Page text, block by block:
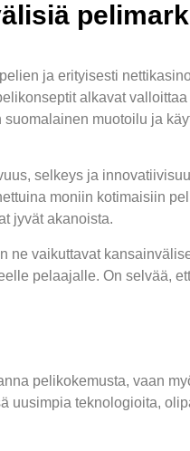
ja erityisesti
alkavat
suomalainen muotoilu ja
selkeys ja
moniin kotimaisiin
jyvät akanoista.
ne vaikuttavat
pelaajalle. On selvää,
pelikokemusta, vaan
uusimpia teknologioita,